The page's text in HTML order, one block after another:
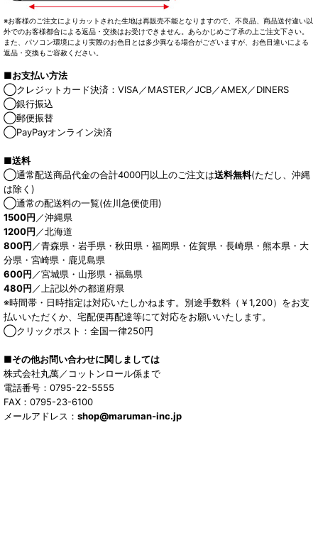
※お客様のご注文によりカットされた生地は再販売不能となりますので、不良品、商品送付違い以
外でのお客様都合による返品・交換はお受けできません。あらかじめご了承の上ご注文下さい。
また、パソコン環境により実際のお色目とは多少異なる場合がございますが、お色目違いによる
返品・交換もご容赦ください。
■お支払い方法
◯クレジットカード決済：VISA／MASTER／JCB／AMEX／DINERS
◯銀行振込
◯郵便振替
◯PayPayオンライン決済
■送料
◯通常配送商品代金の合計4000円以上のご注文は送料無料(ただし、沖縄
は除く)
◯通常の配送料の一覧(佐川急便使用)
1500円 ／沖縄県
1200円 ／北海道
800円 ／青森県・岩手県・秋田県・福岡県・佐賀県・長崎県・熊本県・大
分県・宮崎県・鹿児島県
600円 ／宮城県・山形県・福島県
480円 ／上記以外の都道府県
※時間帯・日時指定は対応いたしかねます。別途手数料（￥1,200）をお支
払いいただくか、宅配便再配達等にて対応をお願いいたします。
◯クリックポスト：全国一律250円
■その他お問い合わせに関しましては
株式会社丸萬／コットンロール係まで
電話番号：0795-22-5555
FAX：0795-23-6100
メールアドレス： shop@maruman-inc.jp